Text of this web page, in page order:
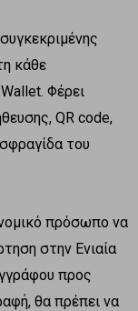
κάθε
Φέρει
QR code,
του
νομικό πρόσωπο να
στην Ενιαία
προς
θα πρέπει να